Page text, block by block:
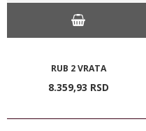
RUB 2 VRATA
8.359,93 RSD